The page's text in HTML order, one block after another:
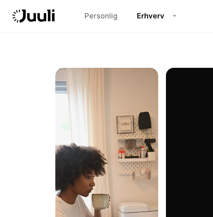
Personlig Erhverv